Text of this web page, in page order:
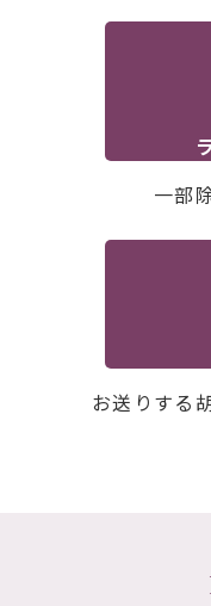
一部
お送りする